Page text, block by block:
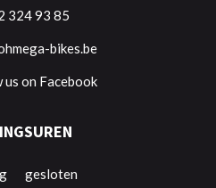
324 93 85
bikes.be
us on Facebook
gesloten